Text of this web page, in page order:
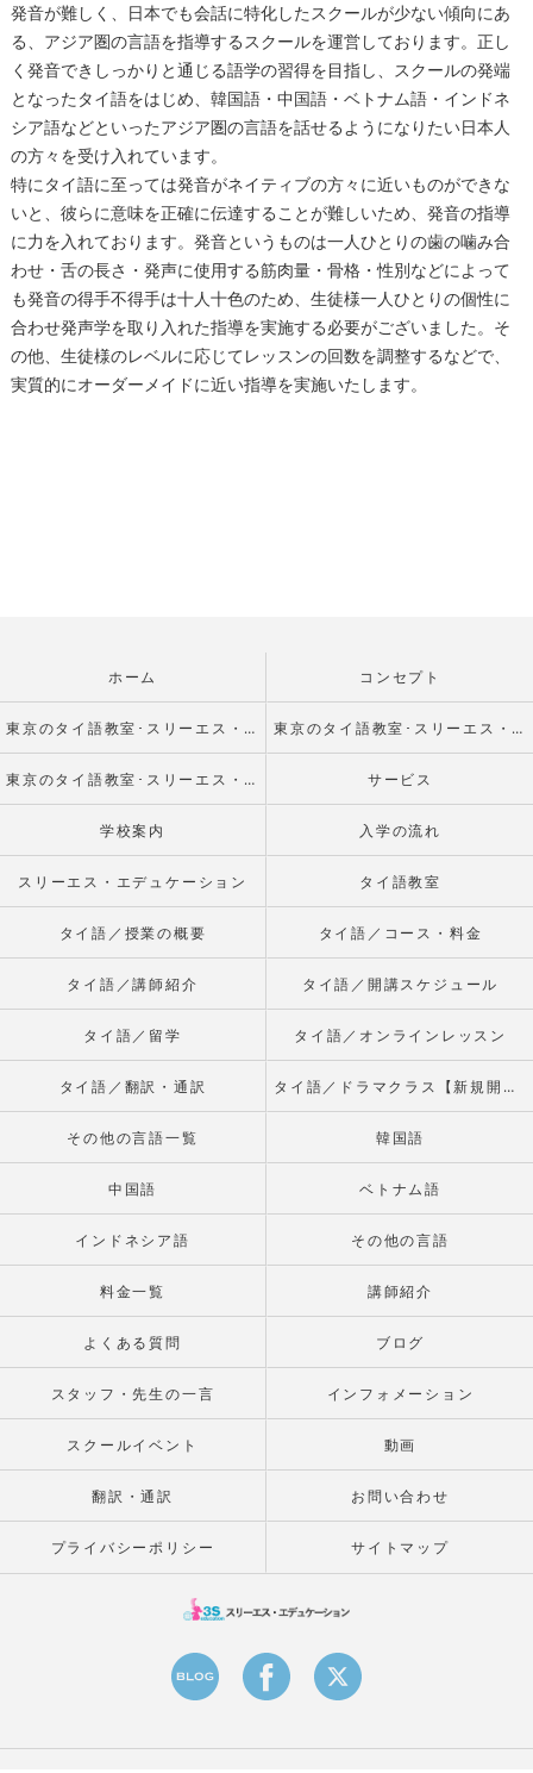
発音が難しく、日本でも会話に特化したスクールが少ない傾向にあ
る、アジア圏の言語を指導するスクールを運営しております。正し
く発音できしっかりと通じる語学の習得を目指し、スクールの発端
となったタイ語をはじめ、韓国語・中国語・ベトナム語・インドネ
シア語などといったアジア圏の言語を話せるようになりたい日本人
の方々を受け入れています。
特にタイ語に至っては発音がネイティブの方々に近いものができな
いと、彼らに意味を正確に伝達することが難しいため、発音の指導
に力を入れております。発音というものは一人ひとりの歯の噛み合
わせ・舌の長さ・発声に使用する筋肉量・骨格・性別などによって
も発音の得手不得手は十人十色のため、生徒様一人ひとりの個性に
合わせ発声学を取り入れた指導を実施する必要がございました。そ
の他、生徒様のレベルに応じてレッスンの回数を調整するなどで、
実質的にオーダーメイドに近い指導を実施いたします。
ホーム コンセプト
東京のタイ語教室･スリーエス・エデュケーションの口コミ情報 東京のタイ語教室･スリーエス・エデュケーションの評判
東京のタイ語教室･スリーエス・エデュケーションのお客様の声 サービス
学校案内 入学の流れ
スリーエス・エデュケーション タイ語教室
タイ語／授業の概要 タイ語／コース・料金
タイ語／講師紹介 タイ語／開講スケジュール
タイ語／留学 タイ語／オンラインレッスン
タイ語／翻訳・通訳 タイ語／ドラマクラス【新規開校】
その他の言語一覧 韓国語
中国語 ベトナム語
インドネシア語 その他の言語
料金一覧 講師紹介
よくある質問 ブログ
スタッフ・先生の一言 インフォメーション
スクールイベント 動画
翻訳・通訳 お問い合わせ
プライバシーポリシー サイトマップ